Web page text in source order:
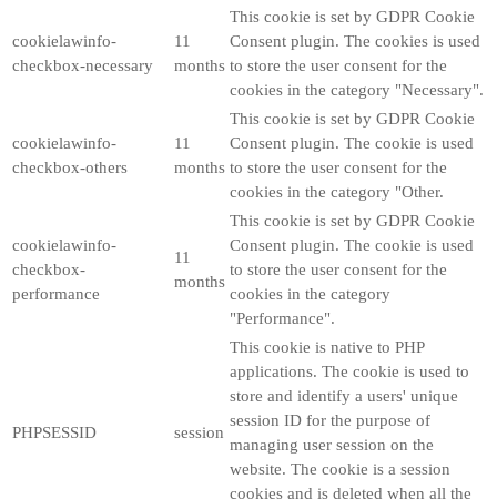
cookielawinfo-
checkbox-necessary
11
months
This cookie is set by GDPR Cookie
Consent plugin. The cookies is used
to store the user consent for the
cookies in the category "Necessary".
cookielawinfo-
checkbox-others
11
months
This cookie is set by GDPR Cookie
Consent plugin. The cookie is used
to store the user consent for the
cookies in the category "Other.
cookielawinfo-
checkbox-
performance
11
months
This cookie is set by GDPR Cookie
Consent plugin. The cookie is used
to store the user consent for the
cookies in the category
"Performance".
PHPSESSID session
This cookie is native to PHP
applications. The cookie is used to
store and identify a users' unique
session ID for the purpose of
managing user session on the
website. The cookie is a session
cookies and is deleted when all the